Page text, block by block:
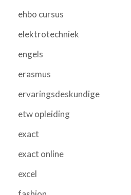
ehbo cursus
elektrotechniek
engels
erasmus
ervaringsdeskundige
etw opleiding
exact
exact online
excel